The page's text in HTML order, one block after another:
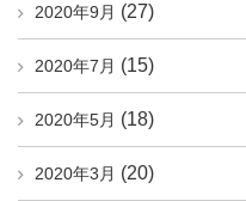
2020年9月 (27)
2020年7月 (15)
2020年5月 (18)
2020年3月 (20)